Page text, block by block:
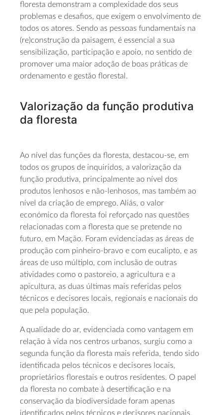
floresta demonstram a complexidade dos seus
problemas e desafios, que exigem o envolvimento de
todos os atores. Sendo as pessoas fundamentais na
(re)construção da paisagem, é essencial a sua
sensibilização, participação e apoio, no sentido de
promover uma maior adoção de boas práticas de
ordenamento e gestão florestal.
Valorização da função produtiva
da floresta
Ao nível das funções da floresta, destacou-se, em
todos os grupos de inquiridos, a valorização da
função produtiva, principalmente ao nível dos
produtos lenhosos e não-lenhosos, mas também ao
nível da criação de emprego. Aliás, o valor
económico da floresta foi reforçado nas questões
relacionadas com a floresta que se pretende no
futuro, em Mação. Foram evidenciadas as áreas de
produção com pinheiro-bravo e com eucalipto, e as
áreas de uso múltiplo, com inclusão de outras
atividades como o pastoreio, a agricultura e a
apicultura, as duas últimas mais referidas pelos
técnicos e decisores locais, regionais e nacionais do
que pela população.
A qualidade do ar, evidenciada como vantagem em
relação à vida nos centros urbanos, surgiu como a
segunda função da floresta mais referida, tendo sido
identificada pelos técnicos e decisores locais,
proprietários florestais e outros residentes. O papel
da floresta no combate à desertificação e na
conservação da biodiversidade foram apenas
identificados pelos técnicos e decisores nacionais,